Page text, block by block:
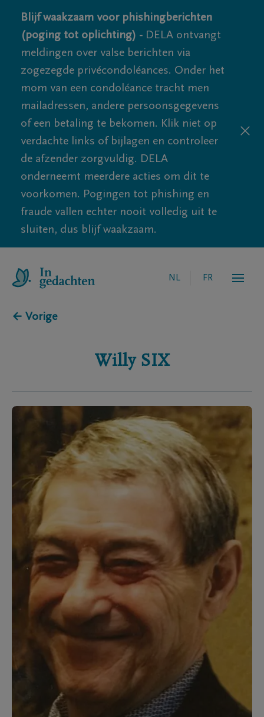
Blijf waakzaam voor phishingberichten
(poging tot oplichting) - DELA ontvangt
meldingen over valse berichten via
zogezegde privécondoléances. Onder het
mom van een condoléance tracht men
mailadressen, andere persoonsgegevens
of een betaling te bekomen. Klik niet op
verdachte links of bijlagen en controleer
de afzender zorgvuldig. DELA
onderneemt meerdere acties om dit te
voorkomen. Pogingen tot phishing en
fraude vallen echter nooit volledig uit te
sluiten, dus blijf waakzaam.
NL FR
← Vorige
Willy SIX